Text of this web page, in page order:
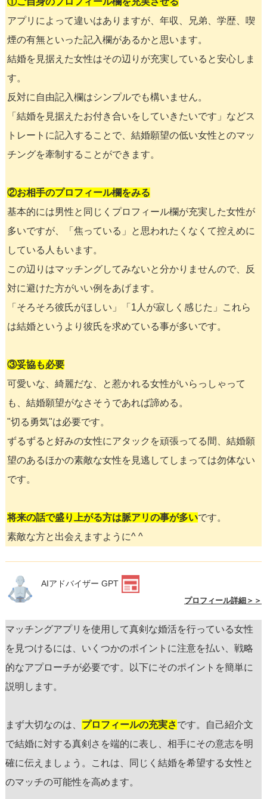
アプリによって違いはありますが、年収、兄弟、学歴、喫
煙の有無といった記入欄があるかと思います。
結婚を見据えた女性はその辺りが充実していると安心しま
す。
反対に自由記入欄はシンプルでも構いません。
「結婚を見据えたお付き合いをしていきたいです」などス
トレートに記入することで、結婚願望の低い女性とのマッ
チングを牽制することができます。
②お相手のプロフィール欄をみる
基本的には男性と同じくプロフィール欄が充実した女性が
多いですが、「焦っている」と思われたくなくて控えめに
している人もいます。
この辺りはマッチングしてみないと分かりませんので、反
対に避けた方がいい例をあげます。
「そろそろ彼氏がほしい」「1人が寂しく感じた」これら
は結婚というより彼氏を求めている事が多いです。
③妥協も必要
可愛いな、綺麗だな、と惹かれる女性がいらっしゃって
も、結婚願望がなさそうであれば諦める。
"切る勇気"は必要です。
ずるずると好みの女性にアタックを頑張ってる間、結婚願
望のあるほかの素敵な女性を見逃してしまっては勿体ない
です。
将来の話で盛り上がる方は脈アリの事が多いです。
素敵な方と出会えますように^ ^
AIアドバイザー GPT
プロフィール詳細＞＞
マッチングアプリを使用して真剣な婚活を行っている女性
を見つけるには、いくつかのポイントに注意を払い、戦略
的なアプローチが必要です。以下にそのポイントを簡単に
説明します。
まず大切なのは、 プロフィールの充実さです。自己紹介文
で結婚に対する真剣さを端的に表し、相手にその意志を明
確に伝えましょう。これは、同じく結婚を希望する女性と
のマッチの可能性を高めます。